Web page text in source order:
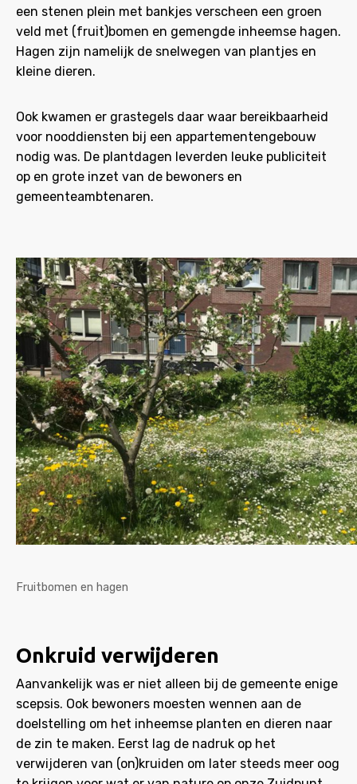
een stenen plein met bankjes verscheen een groen
veld met (fruit)bomen en gemengde inheemse hagen.
Hagen zijn namelijk de snelwegen van plantjes en
kleine dieren.
Ook kwamen er grastegels daar waar bereikbaarheid
voor nooddiensten bij een appartementengebouw
nodig was. De plantdagen leverden leuke publiciteit
op en grote inzet van de bewoners en
gemeenteambtenaren.
Fruitbomen en hagen
Onkruid verwijderen
Aanvankelijk was er niet alleen bij de gemeente enige
scepsis. Ook bewoners moesten wennen aan de
doelstelling om het inheemse planten en dieren naar
de zin te maken. Eerst lag de nadruk op het
verwijderen van (on)kruiden om later steeds meer oog